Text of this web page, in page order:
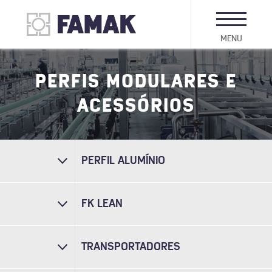
MENU
PERFIS MODULARES E
ACESSÓRIOS
PERFIL ALUMÍNIO
FK LEAN
TRANSPORTADORES